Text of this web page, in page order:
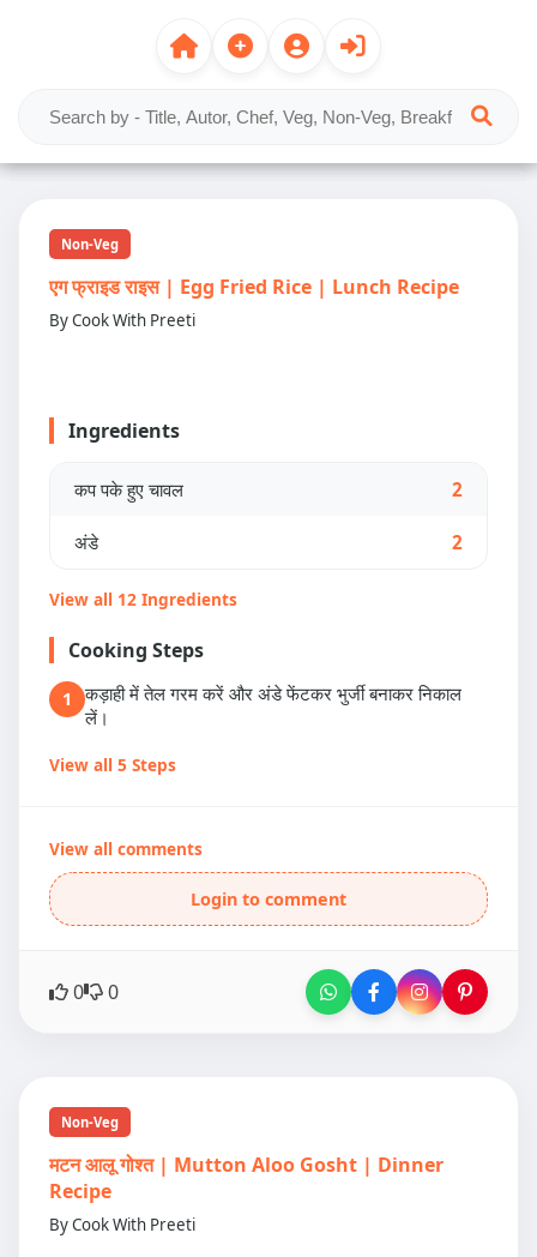
Non-Veg
एग फ्राइड राइस | Egg Fried Rice | Lunch Recipe
By Cook With Preeti
Ingredients
कप पके हुए चावल 2
अंडे 2
View all 12 Ingredients
Cooking Steps
1
कड़ाही में तेल गरम करें और अंडे फेंटकर भुर्जी बनाकर निकाल
लें।
View all 5 Steps
View all comments
Login to comment
0 0
Non-Veg
मटन आलू गोश्त | Mutton Aloo Gosht | Dinner
Recipe
By Cook With Preeti